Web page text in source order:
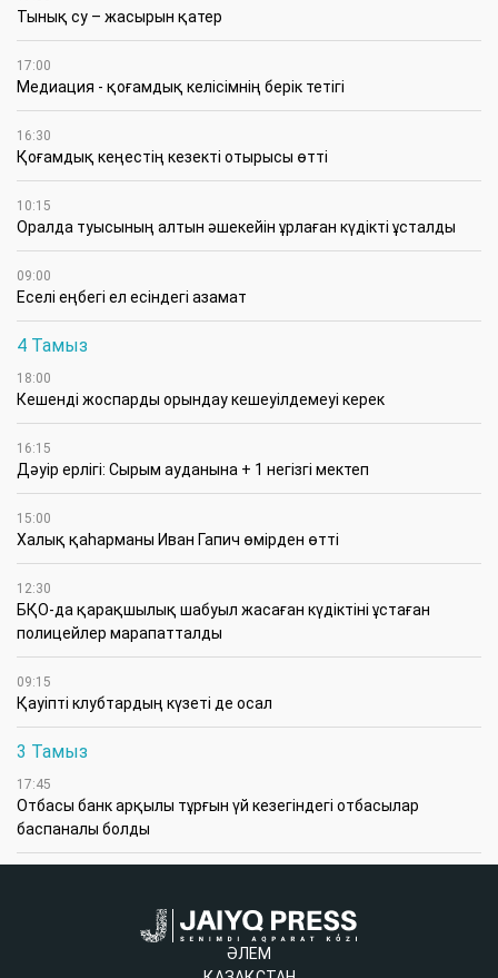
Тынық су – жасырын қатер
17:00
Медиация - қоғамдық келісімнің берік тетігі
16:30
Қоғамдық кеңестің кезекті отырысы өтті
10:15
Оралда туысының алтын әшекейін ұрлаған күдікті ұсталды
09:00
Еселі еңбегі ел есіндегі азамат
4 Тамыз
18:00
Кешенді жоспарды орындау кешеуілдемеуі керек
16:15
Дәуір ерлігі: Сырым ауданына + 1 негізгі мектеп
15:00
Халық қаһарманы Иван Гапич өмірден өтті
12:30
БҚО-да қарақшылық шабуыл жасаған күдіктіні ұстаған
полицейлер марапатталды
09:15
Қауіпті клубтардың күзеті де осал
3 Тамыз
17:45
Отбасы банк арқылы тұрғын үй кезегіндегі отбасылар
баспаналы болды
ӘЛЕМ